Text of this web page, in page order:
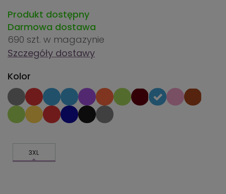
Produkt dostępny
Darmowa dostawa
690 szt. w magazynie
Szczegóły dostawy
Kolor
3XL